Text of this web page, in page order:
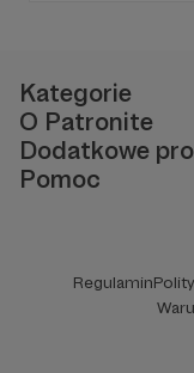
Kategorie
O Patronite
Dodatkowe
Pomoc
Regulamin